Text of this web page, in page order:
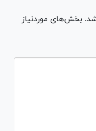
بخش‌های موردنیاز